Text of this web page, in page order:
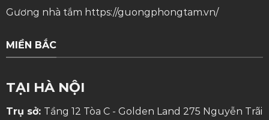
Gương nhà tắm https://guongphongtam.vn/
MIỀN BẮC
TẠI HÀ NỘI
Trụ sở: Tầng 12 Tòa C - Golden Land 275 Nguyễn Trãi